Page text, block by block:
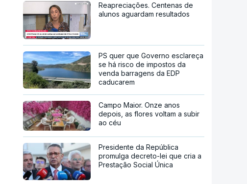
Reapreciações. Centenas de
alunos aguardam resultados
PS quer que Governo esclareça
se há risco de impostos da
venda barragens da EDP
caducarem
Campo Maior. Onze anos
depois, as flores voltam a subir
ao céu
Presidente da República
promulga decreto-lei que cria a
Prestação Social Única